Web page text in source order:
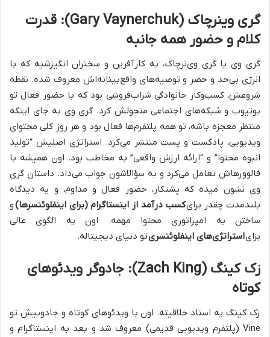
گری وینرچاک (Gary Vaynerchuk): قدرت
کلام و حضور همه جانبه
گری وی یا گری وی‌نرچاک، یه کارآفرین و سخنران انگیزشیه که با
انرژی بی‌حد و حصر و توصیه‌های واقع‌بینانه‌اش معروف شده. نقطه
شروعش، کسب‌وکار خانوادگی شراب‌فروشی بود که با حضور فعال تو
یوتیوب و شبکه‌های اجتماعی متحولش کرد. گری وی به جای اینکه
منتظر معجزه باشه، تو همه پلتفرم‌ها فعال بود و هر روز کلی محتوای
ویدیویی، پادکست و پست منتشر می‌کرد. استراتژی اصلیش “تولید
انبوه محتوا” و “ارائه ارزش واقعی” به مخاطب بود. اون همیشه با
فالوورهاش تعامل می‌کرد و به سؤالاشون جواب می‌داد. داستان گری
وی نشون میده که پشتکار، حضور فعال و مداوم، و یه دیدگاه
بلندمدت چقدر برایکسب درآمد از اینستاگرام (برای اینفلوئنسرها)و
ساختن یه امپراتوری محتوا مهمه. اون یه الگوی عالی
برایاستراتژی‌های اینفلوئنسریتو دنیای دیجیتاله.
زک کینگ (Zach King): جادوگر ویدئوهای
کوتاه
زک کینگ یه استاد خلاقیته. اون با ویدئوهای کوتاه و جادوییش تو
Vine (پلتفرم ویدیویی قدیمی) معروف شد و بعد به اینستاگرام و